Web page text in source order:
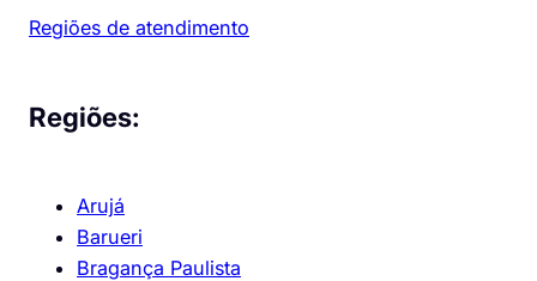
Regiões de atendimento
Regiões:
Arujá
Barueri
Bragança Paulista